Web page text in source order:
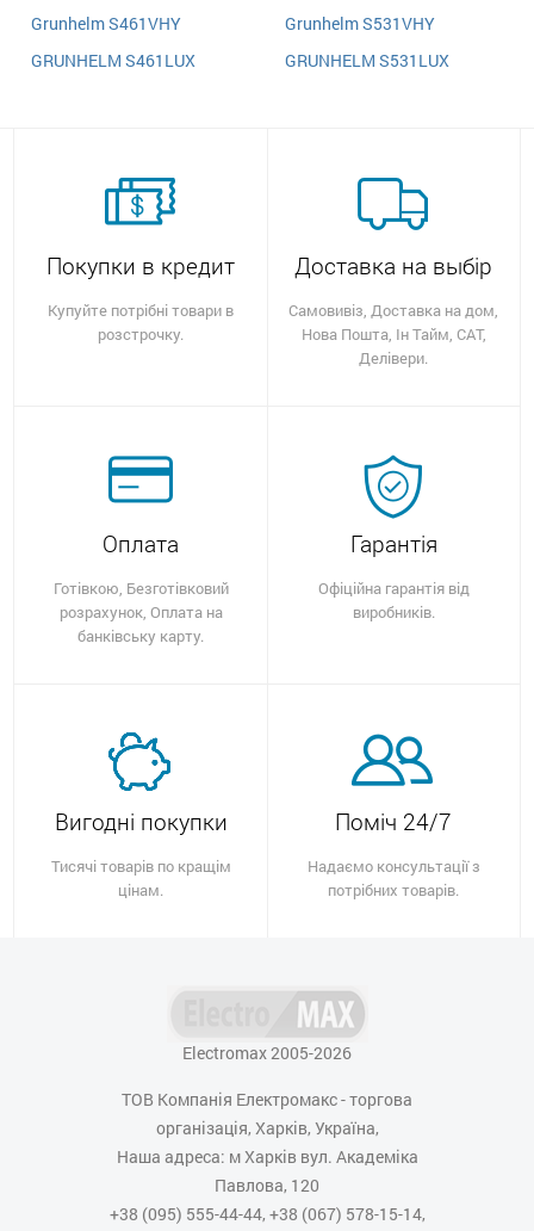
Grunhelm S461VHY
Grunhelm S531VHY
GRUNHELM S461LUX
GRUNHELM S531LUX
Покупки в кредит
Купуйте потрібні товари в
розстрочку.
Доставка на выбір
Самовивіз, Доставка на дом,
Нова Пошта, Ін Тайм, САТ,
Делівери.
Оплата
Готівкою, Безготівковий
розрахунок, Оплата на
банківську карту.
Гарантія
Офіційна гарантія від
виробників.
Вигодні покупки
Тисячі товарів по кращім
цінам.
Поміч 24/7
Надаємо консультації з
потрібних товарів.
Electromax 2005-2026
ТОВ Компанія Електромакс - торгова
організація, Харків, Україна,
Наша адреса: м Харків вул. Академіка
Павлова, 120
+38 (095) 555-44-44, +38 (067) 578-15-14,